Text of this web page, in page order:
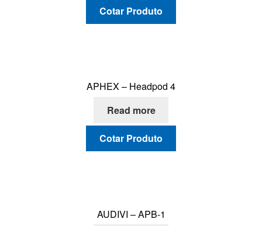
Cotar Produto
APHEX – Headpod 4
Read more
Cotar Produto
AUDIVI – APB-1